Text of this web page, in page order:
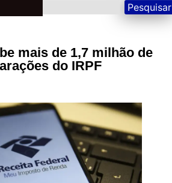
Pesquisar
mais de 1,7 milhão de
do IRPF